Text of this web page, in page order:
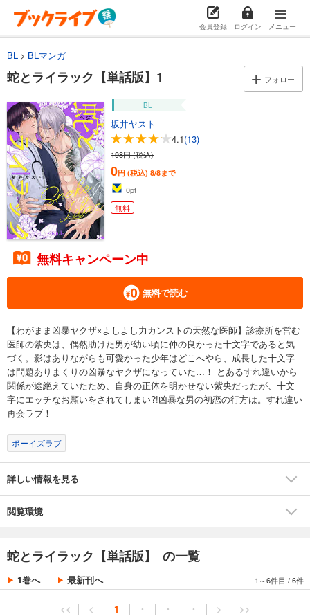
会員登録 ログイン メニュー
BL BLマンガ
蛇とライラック【単話版】1 フォロー
BL
坂井ヤスト
4.1(13)
198円 (税込)
0円 (税込) 8/8まで
0pt
無料
無料キャンペーン中
無料で読む
【わがまま凶暴ヤクザ×よしよし力カンストの天然な医師】診療所を営む
医師の紫央は、偶然助けた男が幼い頃に仲の良かった十文字であると気
づく。影はありながらも可愛かった少年はどこへやら、成長した十文字
は問題ありまくりの凶暴なヤクザになっていた…！ とあるすれ違いから
関係が途絶えていたため、自身の正体を明かせない紫央だったが、十文
字にエッチなお願いをされてしまい?!凶暴な男の初恋の行方は。すれ違い
再会ラブ！
ボーイズラブ
詳しい情報を見る
閲覧環境
蛇とライラック【単話版】 の一覧
1巻へ 最新刊へ 1～6件目 /6件
<< < 1 ・ ・ ・ > >>